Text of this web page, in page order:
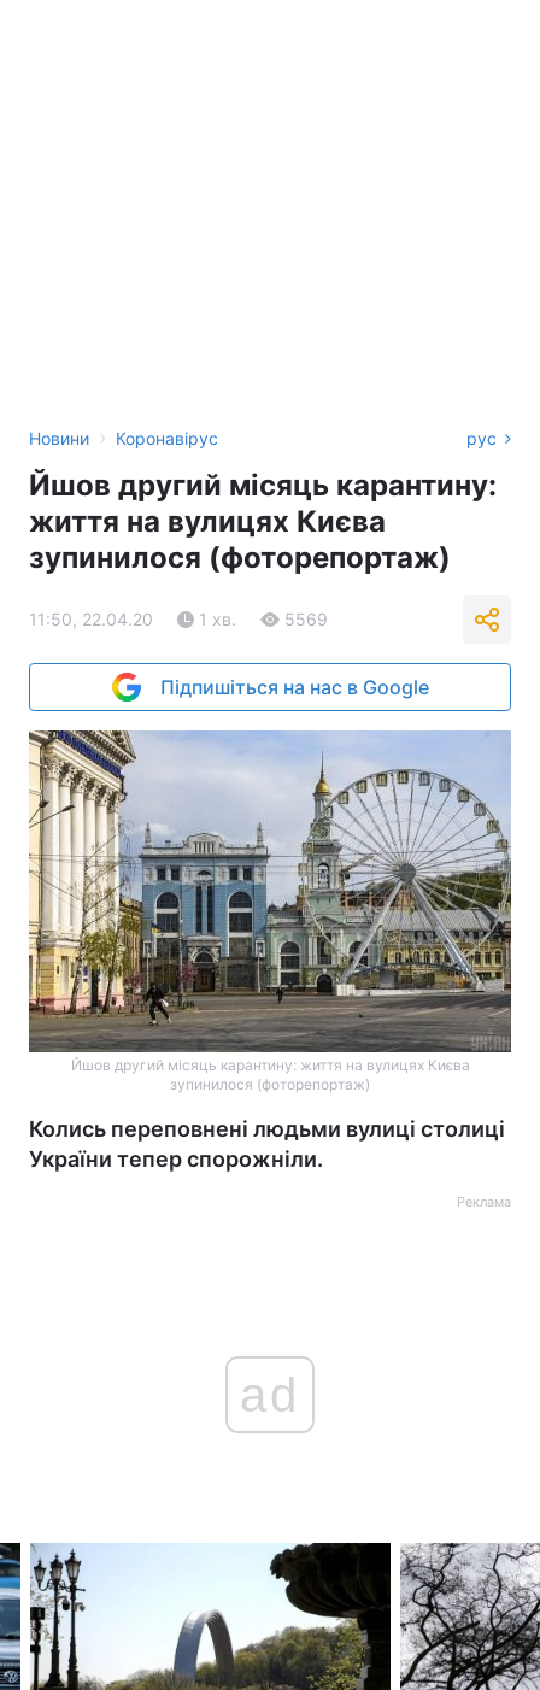
Новини › Коронавірус рус
Йшов другий місяць карантину:
життя на вулицях Києва
зупинилося (фоторепортаж)
11:50, 22.04.20 1 хв. 5569
Підпишіться на нас в Google
Йшов другий місяць карантину: життя на вулицях Києва
зупинилося (фоторепортаж)
Колись переповнені людьми вулиці столиці
України тепер спорожніли.
Реклама
ad